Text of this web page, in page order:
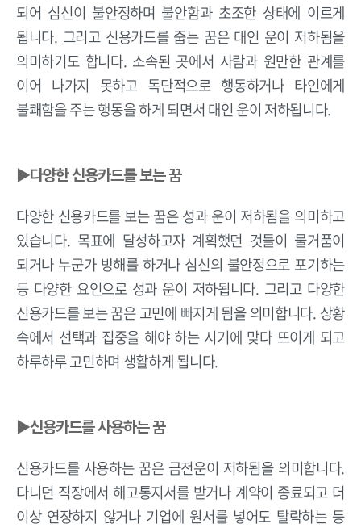
되어 심신이 불안정하며 불안함과 초조한 상태에 이르게
됩니다. 그리고 신용카드를 줍는 꿈은 대인 운이 저하됨을
의미하기도 합니다. 소속된 곳에서 사람과 원만한 관계를
이어 나가지 못하고 독단적으로 행동하거나 타인에게
불쾌함을 주는 행동을 하게 되면서 대인 운이 저하됩니다.
▶다양한 신용카드를 보는 꿈
다양한 신용카드를 보는 꿈은 성과 운이 저하됨을 의미하고
있습니다. 목표에 달성하고자 계획했던 것들이 물거품이
되거나 누군가 방해를 하거나 심신의 불안정으로 포기하는
등 다양한 요인으로 성과 운이 저하됩니다. 그리고 다양한
신용카드를 보는 꿈은 고민에 빠지게 됨을 의미합니다. 상황
속에서 선택과 집중을 해야 하는 시기에 맞다 뜨이게 되고
하루하루 고민하며 생활하게 됩니다.
▶신용카드를 사용하는 꿈
신용카드를 사용하는 꿈은 금전운이 저하됨을 의미합니다.
다니던 직장에서 해고통지서를 받거나 계약이 종료되고 더
이상 연장하지 않거나 기업에 원서를 넣어도 탈락하는 등